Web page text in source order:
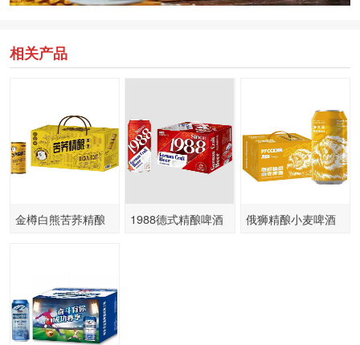
相关产品
金樽白熊苦荞精酿
1988德式精酿啤酒 俄狮精酿小麦啤酒